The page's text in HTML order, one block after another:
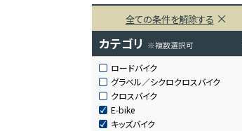
全ての条件を解除する
カテゴリ ※複数選択可
ロードバイク
グラベル／シクロクロスバイク
クロスバイク
E-bike
キッズバイク